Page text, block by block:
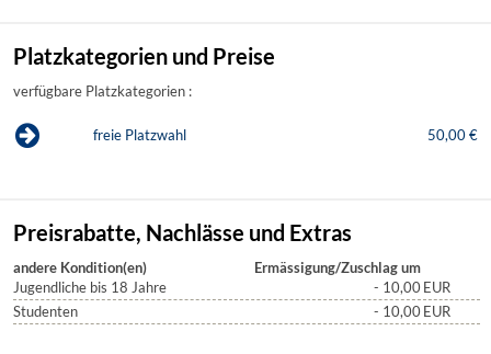
Platzkategorien und Preise
verfügbare Platzkategorien :
freie Platzwahl 50,00 €
Preisrabatte, Nachlässe und Extras
andere Kondition(en)
Ermässigung/Zuschlag um
Jugendliche bis 18 Jahre
- 10,00EUR
Studenten
- 10,00EUR